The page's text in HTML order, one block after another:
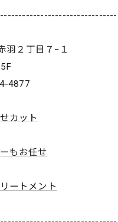
羽２丁目７−１
4877
カット
もお任せ
ートメント